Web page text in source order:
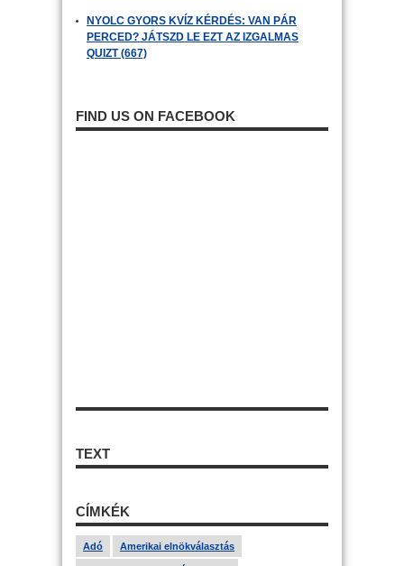
NYOLC GYORS KVÍZ KÉRDÉS: VAN PÁR
PERCED? JÁTSZD LE EZT AZ IZGALMAS
QUIZT (667)
FIND US ON FACEBOOK
TEXT
CÍMKÉK
Adó Amerikai elnökválasztás